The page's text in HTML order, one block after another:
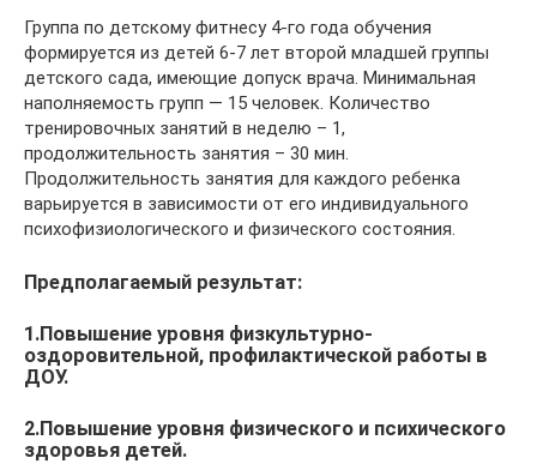
Группа по детскому фитнесу 4-го года обучения
формируется из детей 6-7 лет второй младшей группы
детского сада, имеющие допуск врача. Минимальная
наполняемость групп — 15 человек. Количество
тренировочных занятий в неделю – 1,
продолжительность занятия – 30 мин.
Продолжительность занятия для каждого ребенка
варьируется в зависимости от его индивидуального
психофизиологического и физического состояния.
Предполагаемый результат:
1.Повышение уровня физкультурно-
оздоровительной, профилактической работы в
ДОУ.
2.Повышение уровня физического и психического
здоровья детей.